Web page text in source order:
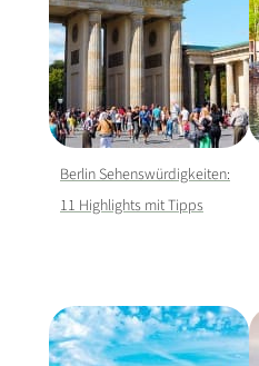
Berlin Sehenswürdigkeiten:
11 Highlights mit Tipps